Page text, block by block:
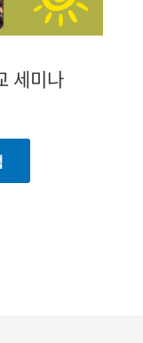
세미나
여러
옵션이